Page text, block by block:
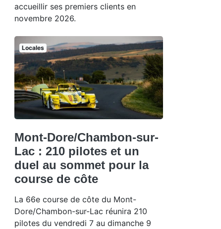
accueillir ses premiers clients en
novembre 2026.
Locales
Mont-Dore/Chambon-sur-
Lac : 210 pilotes et un
duel au sommet pour la
course de côte
La 66e course de côte du Mont-
Dore/Chambon-sur-Lac réunira 210
pilotes du vendredi 7 au dimanche 9